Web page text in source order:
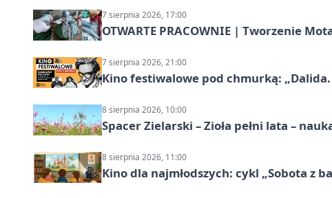
7 sierpnia 2026, 17:00
OTWARTE PRACOWNIE | Tworzenie
7 sierpnia 2026, 21:00
Kino festiwalowe pod chmurką: „Dalida.
8 sierpnia 2026, 10:00
Spacer Zielarski – Zioła pełni lata –
8 sierpnia 2026, 11:00
Kino dla najmłodszych: cykl „Sobota z